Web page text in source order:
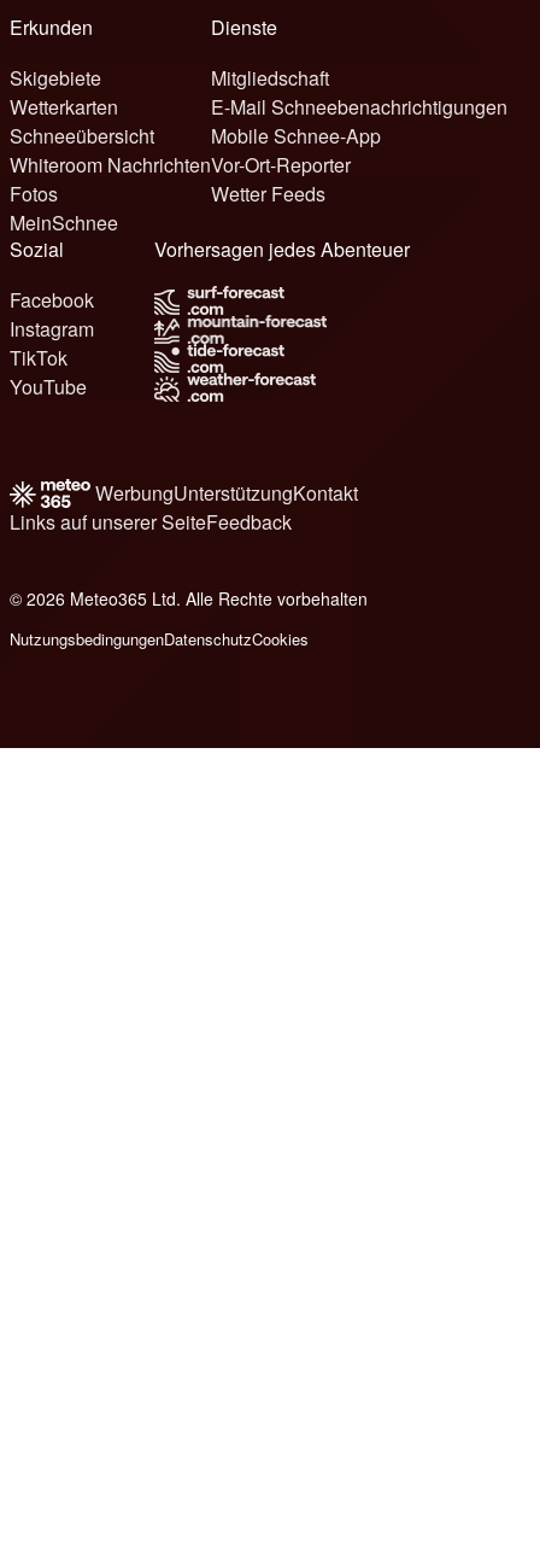
Erkunden
Skigebiete
Wetterkarten
Schneeübersicht
Whiteroom Nachrichten
Fotos
MeinSchnee
Dienste
Mitgliedschaft
E-Mail Schneebenachrichtigungen
Mobile Schnee-App
Vor-Ort-Reporter
Wetter Feeds
Sozial
Facebook
Instagram
TikTok
YouTube
Vorhersagen jedes Abenteuer
WerbungUnterstützungKontakt
Links auf unserer SeiteFeedback
© 2026 Meteo365 Ltd. Alle Rechte vorbehalten
NutzungsbedingungenDatenschutzCookies